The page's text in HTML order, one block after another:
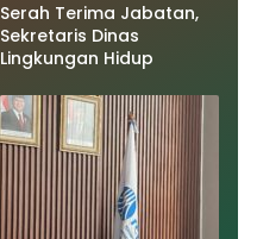
Serah Terima Jabatan,
Sekretaris Dinas
Lingkungan Hidup